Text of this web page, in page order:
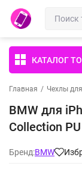
КАТАЛОГ
Главная / Чехлы
BMW для
Collection
Бренд:BMW